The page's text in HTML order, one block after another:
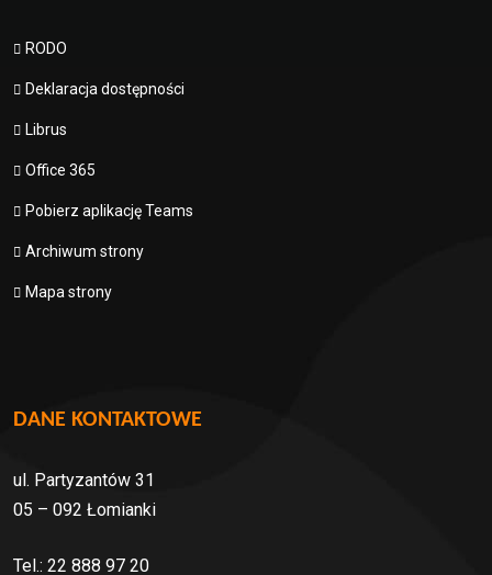
RODO
Deklaracja dostępności
Librus
Office 365
Pobierz aplikację Teams
Archiwum strony
Mapa strony
DANE KONTAKTOWE
ul. Partyzantów 31
05 – 092 Łomianki
Tel.: 22 888 97 20